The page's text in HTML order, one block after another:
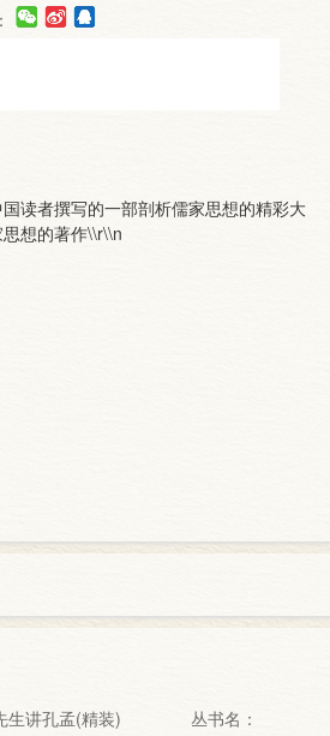
读者撰写的一部剖析儒家思想的精彩大
想的著作\\r\\n
生讲孔孟(精装)
丛书名：